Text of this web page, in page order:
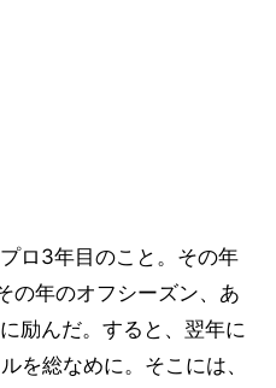
ロ3年目のこと。その年
の年のオフシーズン、あ
励んだ。すると、翌年に
を総なめに。そこには、